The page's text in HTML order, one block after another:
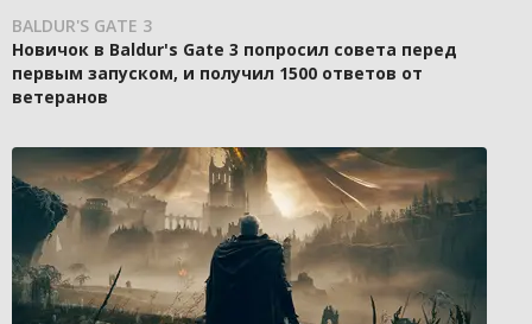
BALDUR'S GATE 3
Новичок в Baldur's Gate 3 попросил совета перед
первым запуском, и получил 1500 ответов от
ветеранов